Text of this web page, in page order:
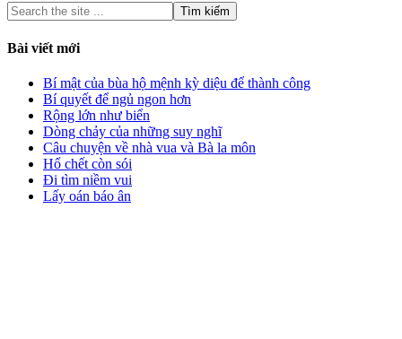
Bài viết mới
Bí mật của bùa hộ mệnh kỳ diệu để thành công
Bí quyết để ngủ ngon hơn
Rộng lớn như biển
Dòng chảy của những suy nghĩ
Câu chuyện về nhà vua và Bà la môn
Hổ chết còn sói
Đi tìm niềm vui
Lấy oán báo ân